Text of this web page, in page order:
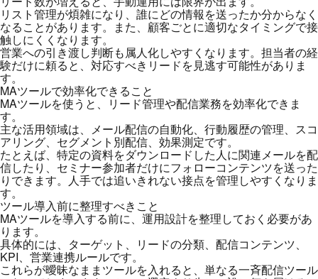
リスト管理が煩雑になり、誰にどの情報を送ったか分からなく
なることがあります。また、顧客ごとに適切なタイミングで接
触しにくくなります。
営業への引き渡し判断も属人化しやすくなります。担当者の経
験だけに頼ると、対応すべきリードを見逃す可能性がありま
す。
MAツールで効率化できること
MAツールを使うと、リード管理や配信業務を効率化できま
す。
主な活用領域は、メール配信の自動化、行動履歴の管理、スコ
アリング、セグメント別配信、効果測定です。
たとえば、特定の資料をダウンロードした人に関連メールを配
信したり、セミナー参加者だけにフォローコンテンツを送った
りできます。人手では追いきれない接点を管理しやすくなりま
す。
ツール導入前に整理すべきこと
MAツールを導入する前に、運用設計を整理しておく必要があ
ります。
具体的には、ターゲット、リードの分類、配信コンテンツ、
KPI、営業連携ルールです。
これらが曖昧なままツールを入れると、単なる一斉配信ツール